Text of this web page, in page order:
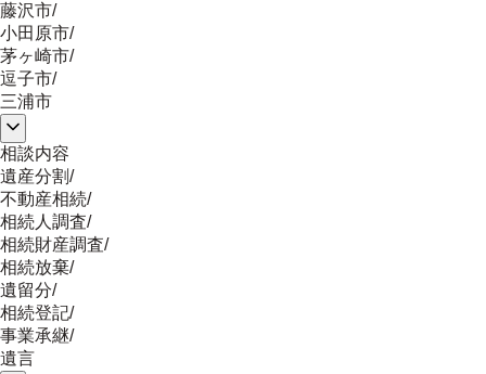
藤沢市/
小田原市/
茅ヶ崎市/
逗子市/
三浦市
相談内容
遺産分割/
不動産相続/
相続人調査/
相続財産調査/
相続放棄/
遺留分/
相続登記/
事業承継/
遺言